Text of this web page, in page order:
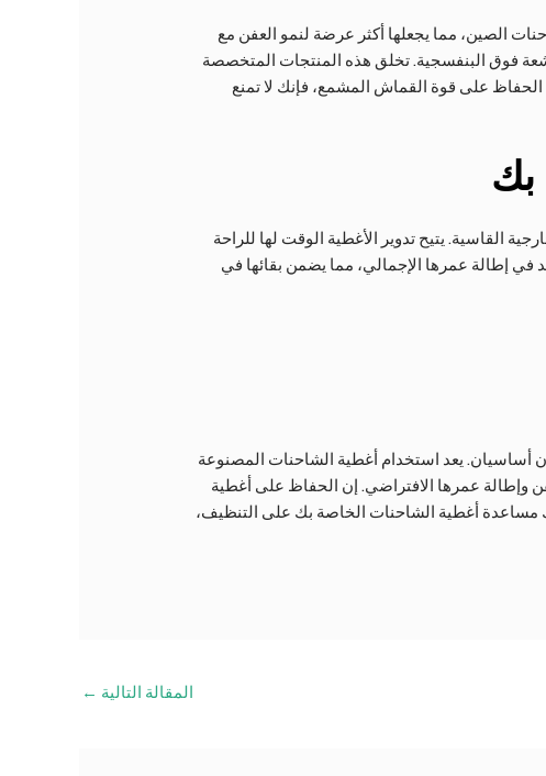
الصين، مما يجعلها أكثر عرضة لنمو العفن مع
فوق البنفسجية. تخلق هذه المنتجات المتخصصة
على قوة القماش المشمع، فإنك لا تمنع
بك
القاسية. يتيح تدوير الأغطية الوقت لها للراحة
إطالة عمرها الإجمالي، مما يضمن بقائها في
أساسيان. يعد استخدام أغطية الشاحنات المصنوعة
وإطالة عمرها الافتراضي. إن الحفاظ على أغطية
مساعدة أغطية الشاحنات الخاصة بك على التنظيف،
المقالة التالية ←